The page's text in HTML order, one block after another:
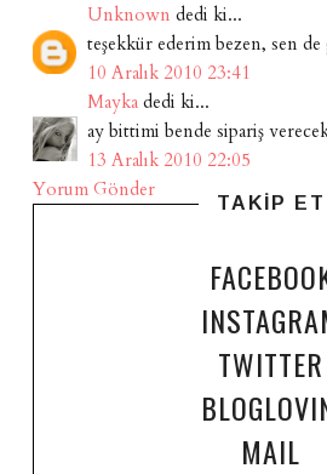
Unknown dedi ki...
teşekkür ederim bezen, sen
10 Aralık 2010 23:41
Maykadedi ki...
ay bittimi bende sipariş
13 Aralık 2010 22:05
Yorum Gönder
TAKİP ET
TWITTER
MAIL